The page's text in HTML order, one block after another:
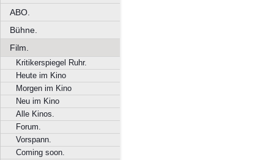
ABO.
Bühne.
Film.
Kritikerspiegel Ruhr.
Heute im Kino
Morgen im Kino
Neu im Kino
Alle Kinos.
Forum.
Vorspann.
Coming soon.